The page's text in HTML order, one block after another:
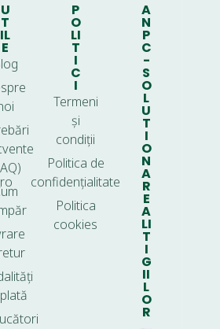
U
T
IL
E
P
O
LI
T
I
C
I
Termeni
și
condiții
Politica de
confidențialitate
Politica
cookies
A
N
P
C
-
S
O
L
U
T
I
O
N
A
R
E
A
LI
T
I
G
II
L
O
R